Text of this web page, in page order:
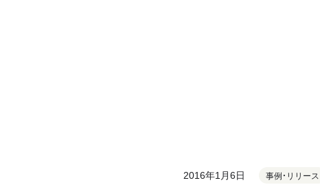
2016年1月6日 事例・リリース